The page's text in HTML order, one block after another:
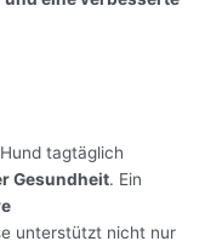
tagtäglich
Gesundheit. Ein
unterstützt nicht nur